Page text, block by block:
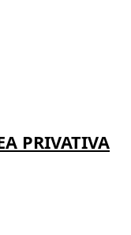
PRIVATIVA